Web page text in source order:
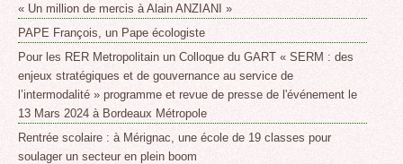
« Un million de mercis à Alain ANZIANI »
PAPE François, un Pape écologiste
Pour les RER Metropolitain un Colloque du GART « SERM : des
enjeux stratégiques et de gouvernance au service de
l’intermodalité » programme et revue de presse de l'événement le
13 Mars 2024 à Bordeaux Métropole
Rentrée scolaire : à Mérignac, une école de 19 classes pour
soulager un secteur en plein boom